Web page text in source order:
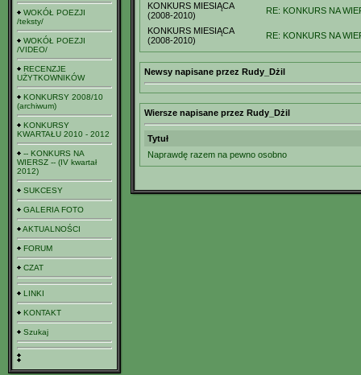
WOKÓŁ POEZJI
/teksty/
WOKÓŁ POEZJI
/VIDEO/
RECENZJE
UŻYTKOWNIKÓW
KONKURSY 2008/10
(archiwum)
KONKURSY
KWARTAŁU 2010 - 2012
-- KONKURS NA
WIERSZ -- (IV kwartał
2012)
SUKCESY
GALERIA FOTO
AKTUALNOŚCI
FORUM
CZAT
LINKI
KONTAKT
Szukaj
KONKURS MIESIĄCA
(2008-2010)
RE: KONKURS NA
KONKURS MIESIĄCA
(2008-2010)
RE: KONKURS NA
Newsy napisane przez Rudy_Dżil
Wiersze napisane przez Rudy_Dżil
Tytuł
Naprawdę razem na pewno osobno